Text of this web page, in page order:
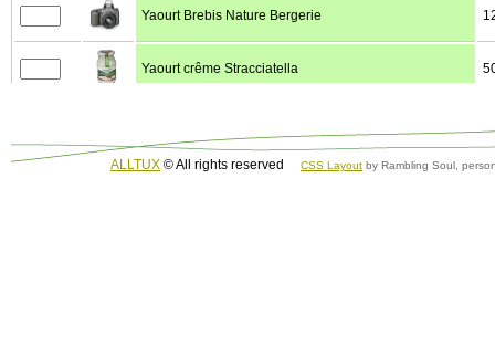
Yaourt Brebis Nature Bergerie
Yaourt crême Stracciatella
Yaourt Framboise - Sureau
ALLTUX © All rights reserved CSS Layout by Rambling Soul,